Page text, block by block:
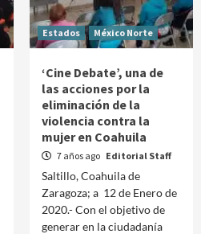
Estados México Norte
‘Cine Debate’, una de
las acciones por la
eliminación de la
violencia contra la
mujer en Coahuila
7 años ago Editorial Staff
Saltillo, Coahuila de
Zaragoza; a 12 de Enero de
2020.- Con el objetivo de
generar en la ciudadanía